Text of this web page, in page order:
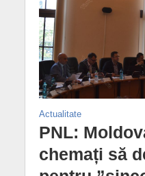
Actualitate
PNL:
chemați să